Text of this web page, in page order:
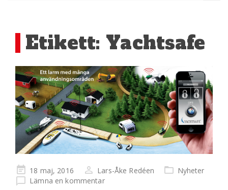
Etikett: Yachtsafe
Publicerad
på
18 maj, 2016 Lars-Åke Redéen
Nyheter
Lämna en kommentar